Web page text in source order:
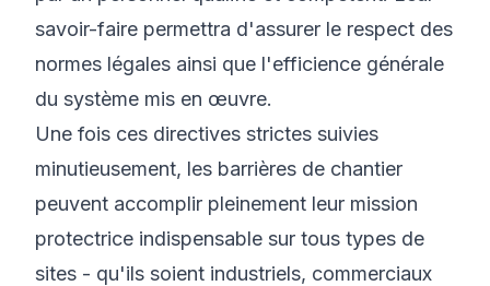
savoir-faire permettra d'assurer le respect des
normes légales ainsi que l'efficience générale
du système mis en œuvre.
Une fois ces directives strictes suivies
minutieusement, les barrières de chantier
peuvent accomplir pleinement leur mission
protectrice indispensable sur tous types de
sites - qu'ils soient industriels, commerciaux